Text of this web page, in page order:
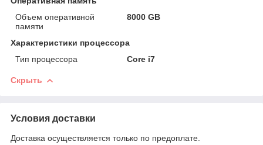
Объем оперативной
памяти
8000 GB
Характеристики процессора
Тип процессора
Core i7
Скрыть
Условия доставки
Доставка осуществляется только по предоплате.